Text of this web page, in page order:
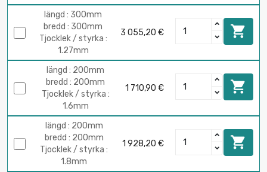
längd : 300mm
bredd : 300mm
Tjocklek / styrka :
1.27mm
3 055,20 € 
längd : 200mm
bredd : 200mm
Tjocklek / styrka :
1.6mm
1 710,90 € 
längd : 200mm
bredd : 200mm
Tjocklek / styrka :
1.8mm
1 928,20 € 